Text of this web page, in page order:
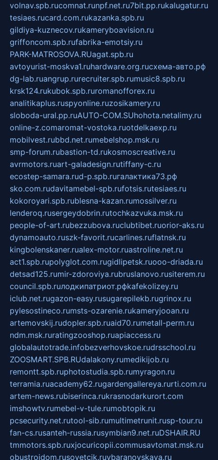
volnav.spb.rucomnat.runpf.net.ru7bit.pp.rukalugatur.ru
tesiaes.rucard.com.rukazanka.spb.ru
gildiya-kuznecov.rukameryboavision.ru
griffoncom.spb.rufabrika-emotsiy.ru
PARK-MATROSOVA.RUagat.spb.ru
avtoyurist-moskva1.ruhardware.org.ruсхема-авто.рф
dg-lab.ruangrup.rurecruiter.spb.rumusic8.spb.ru
krsk124.rukubok.spb.ruromanofforex.ru
analitikaplus.ruspyonline.ruzosikamery.ru
sloboda-ural.pp.ruAUTO-COM.SUhohota.netalimy.ru
online-z.comaromat-vostoka.ruotdelkaexp.ru
mobilvest.rubbd.net.rumebelshop.msk.ru
smp-forum.rubastion-td.rukosmoscreative.ru
avrmotors.ruart-galadesign.rutiffany-c.ru
ecostep-samara.rud-p.spb.ruгалактика73.рф
sko.com.rudavitamebel-spb.rufotsis.rutesiaes.ru
kokoroyari.spb.rublesna-kazan.rumossilver.ru
lenderoq.rusergeydobrin.rutochkazvuka.msk.ru
people-of-art.rubezzubova.ruclubtibet.ruorior-aks.ru
dynamoauto.ruszk-favorit.rucarlines.ruflatnsk.ru
kingbolenskaner.rualex-motor.ruastroline.net.ru
act1.spb.rupolyglot.com.rugidlipetsk.ruooo-driada.ru
detsad125.rumir-zdoroviya.rubruslanovo.rusiterem.ru
council.spb.ruлодкипатриот.рфkafekolizey.ru
iclub.net.rugazon-easy.rusugarepilekb.rugrinox.ru
pylesostineco.rumsts-ozarenie.rukameryjooan.ru
artemovskij.rudopler.spb.ruaid70.rumetall-perm.ru
ndm.msk.ruratingzooshop.ruapiaccess.ru
globalautotrade.infobezverhovskoe.rudrsschool.ru
ZOOSMART.SPB.RUdalakony.rumedikijob.ru
remontt.spb.ruphotostudia.spb.rumyragon.ru
terramia.ruacademy62.rugardengallereya.rurti.com.ru
artem-news.rubiserinca.rukrasnodarkurort.com
imshowtv.rumebel-v-tule.rumobtopik.ru
pcsecurity.net.rutool-sib.rumultimetrunit.rusp-tour.ru
fan-cs.rusanteh-russia.rusymbian9.net.ruDSHAIR.RU
tmmotors.spb.ruxjocuricopii.commusavtomat.msk.ru
obustrojdom.rusovetcik.ruybaranovskaya.ru